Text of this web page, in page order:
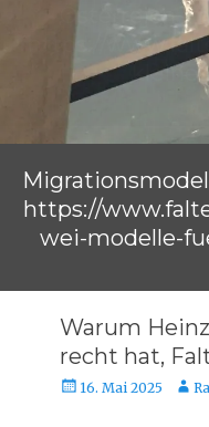
https://
wei-modelle-
Warum
recht hat,
Veröffentlicht
16. Mai 2025 Autor